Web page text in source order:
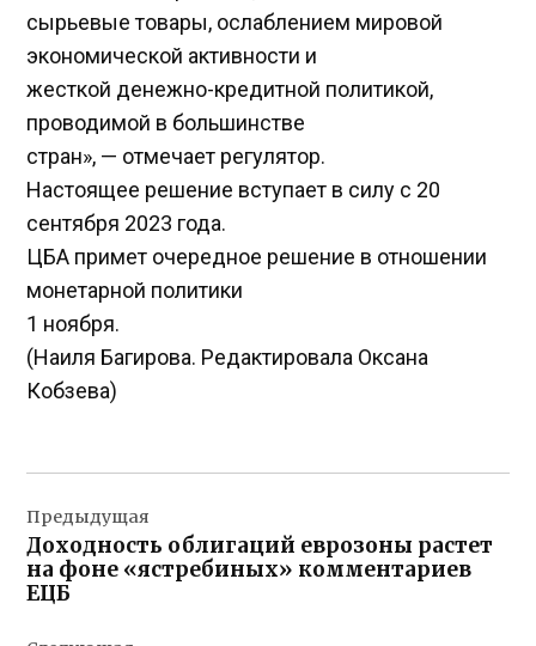
сырьевые товары, ослаблением мировой
экономической активности и
жесткой денежно-кредитной политикой,
проводимой в большинстве
стран», — отмечает регулятор.
Настоящее решение вступает в силу с 20
сентября 2023 года.
ЦБА примет очередное решение в отношении
монетарной политики
1 ноября.
(Наиля Багирова. Редактировала Оксана
Кобзева)
по
записям
Предыдущая
Доходность облигаций еврозоны растет
на фоне «ястребиных» комментариев
ЕЦБ